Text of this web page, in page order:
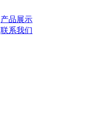
产品展示
联系我们